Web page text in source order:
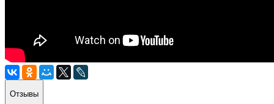
Отзывы